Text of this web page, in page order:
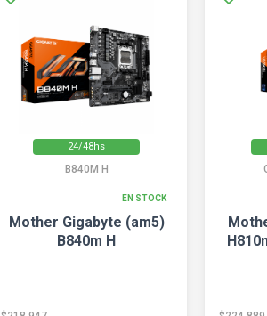
24/48hs
B840M H
EN STOCK
Mother Gigabyte (am5)
B840m H